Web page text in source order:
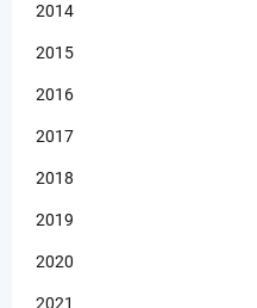
2014
2015
2016
2017
2018
2019
2020
2021